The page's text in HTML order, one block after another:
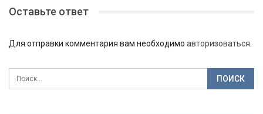
Оставьте ответ
Для отправки комментария вам необходимо авторизоваться.